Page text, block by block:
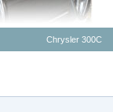
Chrysler 300C